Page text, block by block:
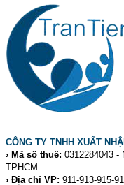
CÔNG TY TNHH XUẤT
› Mã số thuế: 0312284043
TPHCM
› Địa chỉ VP: 911-913-915-